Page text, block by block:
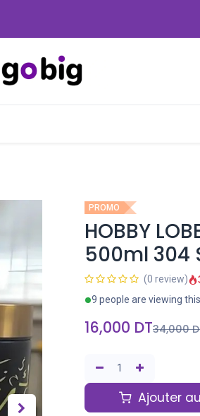
PROMO
HOBBY
500ml 304
(0 review)
9 people are viewing
16,000 DT34,000
Ajouter